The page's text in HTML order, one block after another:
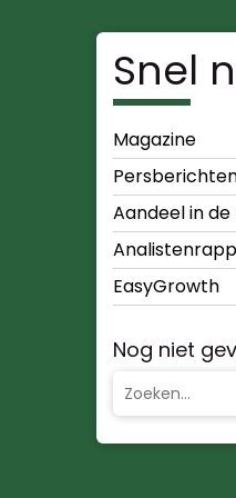
Snel
Magazine
Aandeel in de
EasyGrowth
Nog niet